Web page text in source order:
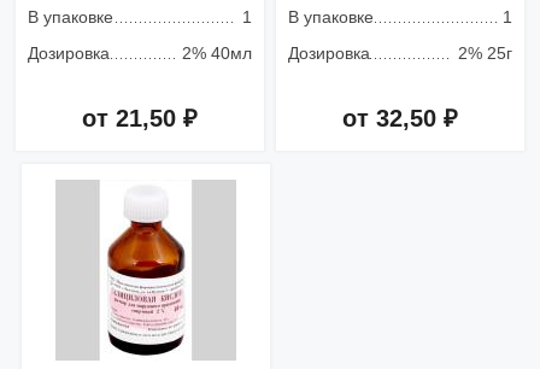
В упаковке
1
Дозировка
2% 40мл
от 21,50 ₽
В упаковке
1
Дозировка
2% 25г
от 32,50 ₽